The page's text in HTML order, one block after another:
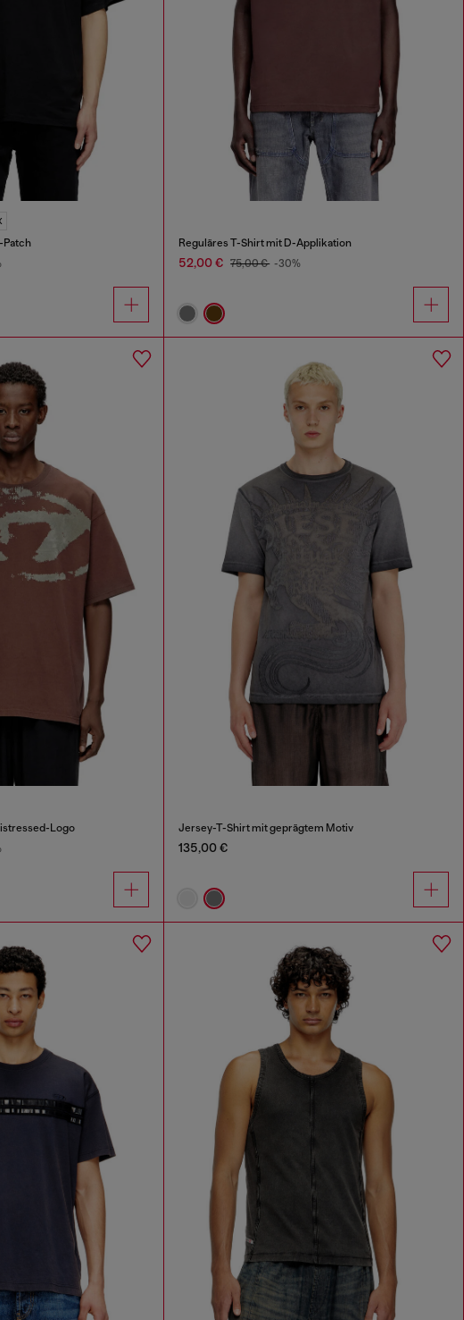
Reguläres T-Shirt mit D-Applikation
52,00 € 75,00 € -30%
Logo Jersey-T-Shirt mit geprägtem Motiv
135,00 €